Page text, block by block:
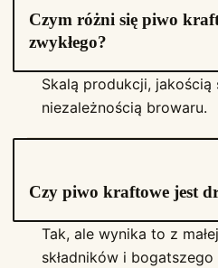
Czym różni się piwo
zwykłego?
Skalą produkcji, jakością
niezależnością browaru.
Czy piwo kraftowe jest
Tak, ale wynika to z
składników i